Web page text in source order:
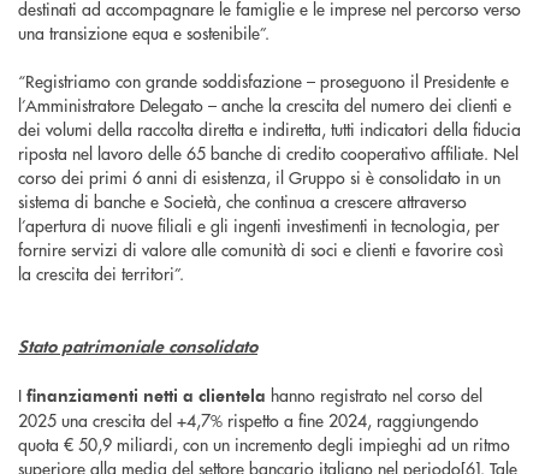
destinati ad accompagnare le famiglie e le imprese nel percorso verso
una transizione equa e sostenibile”.
“Registriamo con grande soddisfazione – proseguono il Presidente e
l’Amministratore Delegato – anche la crescita del numero dei clienti e
dei volumi della raccolta diretta e indiretta, tutti indicatori della fiducia
riposta nel lavoro delle 65 banche di credito cooperativo affiliate. Nel
corso dei primi 6 anni di esistenza, il Gruppo si è consolidato in un
sistema di banche e Società, che continua a crescere attraverso
l’apertura di nuove filiali e gli ingenti investimenti in tecnologia, per
fornire servizi di valore alle comunità di soci e clienti e favorire così
la crescita dei territori”.
Stato patrimoniale consolidato
I finanziamenti netti a clientela hanno registrato nel corso del
2025 una crescita del +4,7% rispetto a fine 2024, raggiungendo
quota € 50,9 miliardi, con un incremento degli impieghi ad un ritmo
superiore alla media del settore bancario italiano nel periodo[6]. Tale